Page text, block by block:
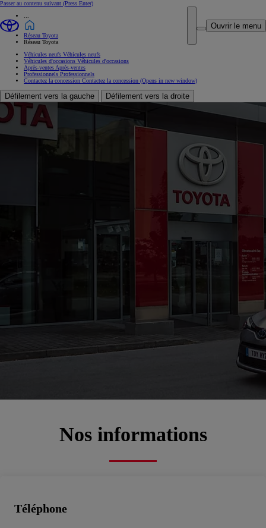
Passer au contenu suivant (Press Enter)
Ouvrir le menu
Réseau Toyota
Réseau Toyota
Véhicules neufs Véhicules neufs
Véhicules d'occasions Véhicules d'occasions
Après-ventes Après-ventes
Professionnels Professionnels
Contactez la concession Contactez la concession (Opens in new window)
Défilement vers la gauche Défilement vers la droite
RIVE DROITE AUTO Saint
Dizier
Service commercial, Atelier, Pièces de rechange, Toyota rent cars, Véhicules d'occasion
Nos informations
Téléphone